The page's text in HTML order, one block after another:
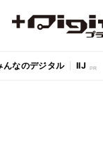
んなのデジタル IIJ